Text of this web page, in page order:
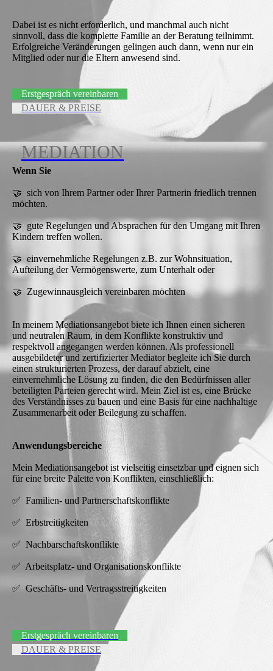
Dabei ist es nicht erforderlich, und manchmal auch nicht
sinnvoll, dass die komplette Familie an der Beratung teilnimmt.
Erfolgreiche Veränderungen gelingen auch dann, wenn nur ein
Mitglied oder nur die Eltern anwesend sind.
Erstgespräch vereinbaren
DAUER & PREISE
MEDIATION
Wenn Sie
🤝 sich von Ihrem Partner oder Ihrer Partnerin friedlich trennen
möchten.
🤝 gute Regelungen und Absprachen für den Umgang mit Ihren
Kindern treffen wollen.
🤝 einvernehmliche Regelungen z.B. zur Wohnsituation,
Aufteilung der Vermögenswerte, zum Unterhalt oder
🤝 Zugewinnausgleich vereinbaren möchten
In meinem Mediationsangebot biete ich Ihnen einen sicheren
und neutralen Raum, in dem Konflikte konstruktiv und
respektvoll angegangen werden können. Als professionell
ausgebildeter und zertifizierter Mediator begleite ich Sie durch
einen strukturierten Prozess, der darauf abzielt, eine
einvernehmliche Lösung zu finden, die den Bedürfnissen aller
beteiligten Parteien gerecht wird. Mein Ziel ist es, eine Brücke
des Verständnisses zu bauen und eine Basis für eine nachhaltige
Zusammenarbeit oder Beilegung zu schaffen.
Anwendungsbereiche
Mein Mediationsangebot ist vielseitig einsetzbar und eignen sich
für eine breite Palette von Konflikten, einschließlich:
✅ Familien- und Partnerschaftskonflikte
✅ Erbstreitigkeiten
✅ Nachbarschaftskonflikte
✅ Arbeitsplatz- und Organisationskonflikte
✅ Geschäfts- und Vertragsstreitigkeiten
Erstgespräch vereinbaren
DAUER & PREISE